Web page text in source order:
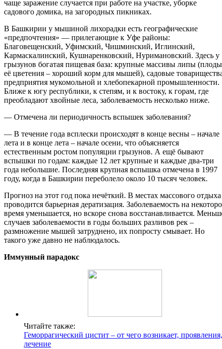
чаще заражение случается при работе на участке, уборке
садового домика, на загородных пикниках.
В Башкирии у мышиной лихорадки есть географические
«предпочтения» — прилегающие к Уфе районы:
Благовещенский, Уфимский, Чишминский, Иглинский,
Кармаскалинский, Кушнаренковский, Нуримановский. Здесь у
грызунов богатая пищевая база: крупные массивы липы (плоды
её цветения – хороший корм для мышей), садовые
предприятия мукомольной и хлебопекарной промышленности.
Ближе к югу республики, к степям, и к востоку, к горам, где
преобладают хвойные леса, заболеваемость несколько ниже.
— Отмечена ли периодичность вспышек заболевания?
— В течение года всплески происходят в конце весны – начале
лета и в конце лета – начале осени, что объясняется
естественным ростом популяции грызунов. А ещё бывают
вспышки по годам: каждые 12 лет крупные и каждые два-три
года небольшие. Последняя крупная вспышка отмечена в 1997
году, когда в Башкирии переболело около 10 тысяч человек.
Прогноз на этот год пока нечёткий. В местах массового отдыха
проводится барьерная дератизация. Заболеваемость на
время уменьшается, но вскоре снова восстанавливается.
случаев заболеваемости в годы больших разливов рек –
размножение мышей затруднено, их попросту смывает. Но
такого уже давно не наблюдалось.
Иммунный парадокс
Читайте также:
Геморрагический цистит – от чего возникает, проявления,
лечение